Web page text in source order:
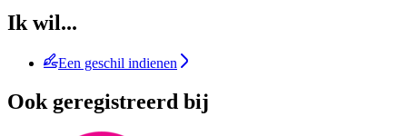
Ik wil...
Een geschil indienen
Ook geregistreerd bij